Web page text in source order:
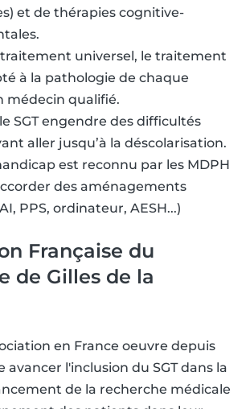
et de thérapies cognitive-
traitement universel, le traitement
à la pathologie de chaque
médecin qualifié.
SGT engendre des difficultés
aller jusqu’à la déscolarisation.
est reconnu par les MDPH
des aménagements
PPS, ordinateur, AESH...)
Française du
de Gilles de la
en France oeuvre depuis
avancer l'inclusion du SGT dans la
de la recherche médicale